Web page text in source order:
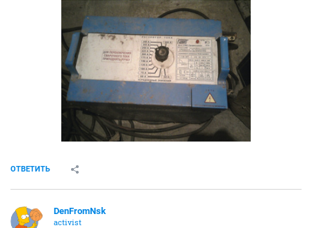
ОТВЕТИТЬ
DenFromNsk
activist